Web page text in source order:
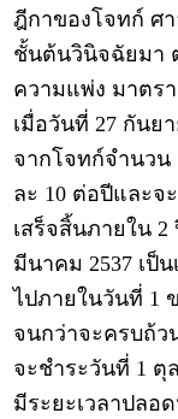
ฎีกาของโจทก์ ศ
ชั้นต้นวินิจฉัยมา
ความแพ่ง มาตร
เมื่อวันที่ 27 กันย
จากโจทก์จำนวน
ละ 10 ต่อปีและจ
เสร็จสิ้นภายใน
มีนาคม 2537 เป็
ไปภายในวันที่ 1
จนกว่าจะครบถ้
จะชำระวันที่ 1 ตุ
มีระยะเวลาปลอ